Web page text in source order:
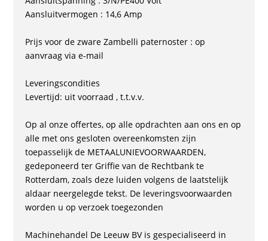
Aansluitvermogen : 14,6 Amp
Prijs voor de zware Zambelli paternoster : op
aanvraag via e-mail
Leveringscondities
Levertijd: uit voorraad , t.t.v.v.
Op al onze offertes, op alle opdrachten aan ons en op
alle met ons gesloten overeenkomsten zijn
toepasselijk de METAALUNIEVOORWAARDEN,
gedeponeerd ter Griffie van de Rechtbank te
Rotterdam, zoals deze luiden volgens de laatstelijk
aldaar neergelegde tekst. De leveringsvoorwaarden
worden u op verzoek toegezonden
Machinehandel De Leeuw BV is gespecialiseerd in